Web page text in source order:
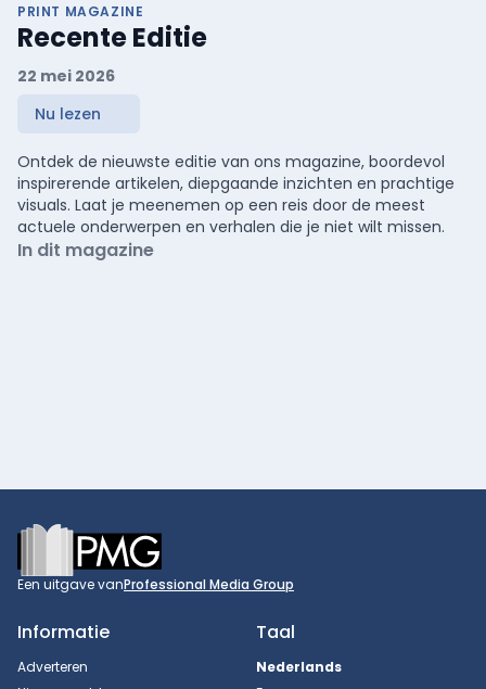
PRINT MAGAZINE
Recente Editie
22 mei 2026
Nu lezen
Ontdek de nieuwste editie van ons magazine, boordevol
inspirerende artikelen, diepgaande inzichten en prachtige
visuals. Laat je meenemen op een reis door de meest
actuele onderwerpen en verhalen die je niet wilt missen.
In dit magazine
Footer
Een uitgave vanProfessional Media Group
Informatie
Adverteren
Taal
Nederlands